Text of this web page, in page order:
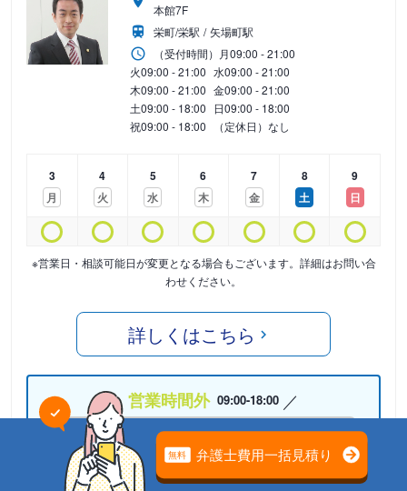
本館7F
栄町/栄駅
矢場町駅
（受付時間） 月09:00 - 21:00
火09:00 - 21:00 水09:00 - 21:00
木09:00 - 21:00 金09:00 - 21:00
土09:00 - 18:00 日09:00 - 18:00
祝09:00 - 18:00 （定休日）なし
3
月
4
火
5
水
6
木
7
金
8
土
9
日
※営業日・相談可能日が変更となる場合もございます。詳細はお問い合
わせください。
詳しくはこちら
営業時間外 09:00-18:00
05075864983
24時間受付中